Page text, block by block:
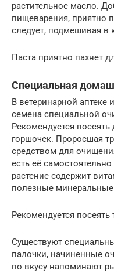
растительное масло.
пищеварения, приятно
следует, подмешивая в
Паста приятно пахнет
Специальная
В ветеринарной
семена специальной
Рекомендуется
горшочек. Проросшая
средством для
есть её
растение содержит
полезные
Рекомендуется
Существуют
палочки, начиненные
по вкусу напоминают